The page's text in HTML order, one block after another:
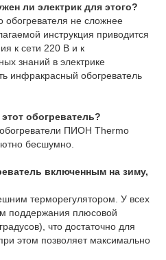
ли электрик для этого?
не сложнее
инструкция приводится
к сети 220 В и к
знаний в электрике
инфракрасный обогреватель
обогреватель?
ПИОН Thermo
бесшумно.
включенным на зиму,
терморегулятором. У всех
поддержания плюсовой
что достаточно для
этом позволяет максимально